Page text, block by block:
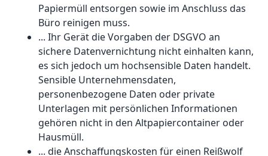
Papiermüll entsorgen sowie im Anschluss das
Büro reinigen muss.
... Ihr Gerät die Vorgaben der DSGVO an
sichere Datenvernichtung nicht einhalten kann,
es sich jedoch um hochsensible Daten handelt.
Sensible Unternehmensdaten,
personenbezogene Daten oder private
Unterlagen mit persönlichen Informationen
gehören nicht in den Altpapiercontainer oder
Hausmüll.
... die Anschaffungskosten für einen Reißwolf